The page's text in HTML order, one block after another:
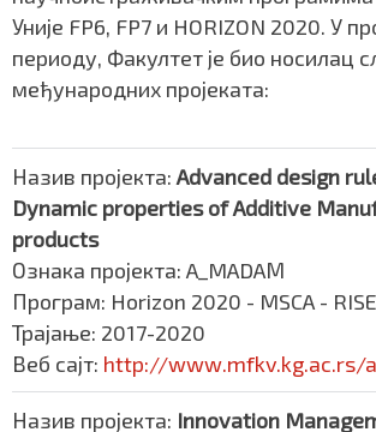
Уније FP6, FP7 и HORIZON 2020. У
периоду, Факултет је био носилац
међународних пројеката:
Назив пројекта: Advanced design
Dynamic properties of Additive
products
Ознака пројекта: A_MADAМ
Програм: Horizon 2020 - MSCA -
Трајање: 2017-2020
Веб сајт: http://www.mfkv.kg.ac.rs/
Назив пројекта: Innovation